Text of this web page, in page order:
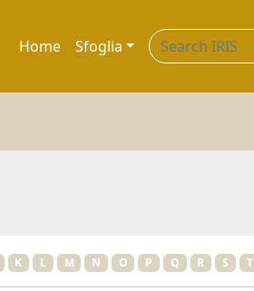
Home Sfoglia
K L M N O P Q R S T